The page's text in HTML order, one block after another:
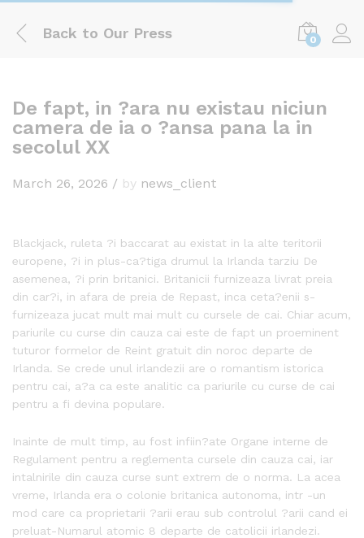
Back to Our Press 0
De fapt, in ?ara nu existau niciun
camera de ia o ?ansa pana la in
secolul XX
March 26, 2026 / by news_client
Blackjack, ruleta ?i baccarat au existat in la alte teritorii
europene, ?i in plus-ca?tiga drumul la Irlanda tarziu De
asemenea, ?i prin britanici. Britanicii furnizeaza livrat preia
din car?i, in afara de preia de Repast, inca ceta?enii s-
furnizeaza jucat mult mai mult cu cursele de cai. Chiar acum,
pariurile cu curse din cauza cai este de fapt un proeminent
tuturor formelor de Reint gratuit din noroc departe de
Irlanda. Se crede unul irlandezii are o romantism istorica
pentru cai, a?a ca este analitic ca pariurile cu curse de cai
pentru a fi devina populare.
Inainte de mult timp, au fost infiin?ate Organe interne de
Regulament pentru a reglementa cursele din cauza cai, iar
intalnirile din cauza curse sunt extrem de o norma. La acea
vreme, Irlanda era o colonie britanica autonoma, intr -un
mod care ca proprietarii ?arii erau sub controlul ?arii cand ei
preluat-Numarul atomic 8 departe de catolicii irlandezi.